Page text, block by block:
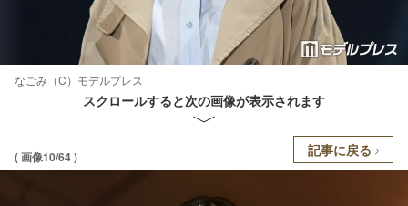
なごみ（C）モデルプレス
スクロールすると次の画像が表示されます
( 画像10/64 ) 記事に戻る